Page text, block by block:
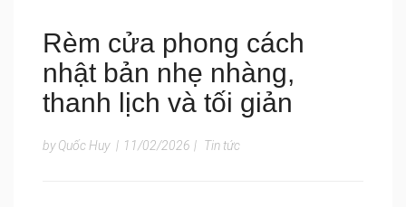
Rèm cửa phong cách
nhật bản nhẹ nhàng,
thanh lịch và tối giản
by Quốc Huy | 11/02/2026 | Tin tức